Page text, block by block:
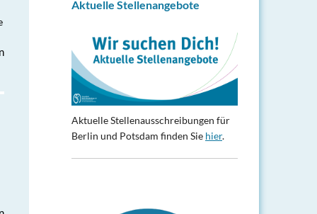
Aktuelle Stellenangebote
Aktuelle Stellenausschreibungen für
Berlin und Potsdam finden Sie hier.